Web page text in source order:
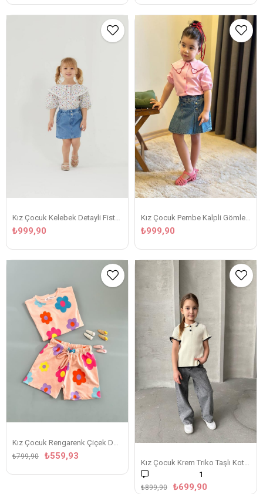
Kız Çocuk Kelebek Detayli Fisto Yakali Kot Etekli Takim
₺999,90
Kız Çocuk Pembe Kalpli Gömlekli Kot Şortlu Takim
₺999,90
₺559,93
₺799,90
Kız Çocuk Krem Triko Taşlı Kot Detayli Takim
1
₺699,90
₺899,90